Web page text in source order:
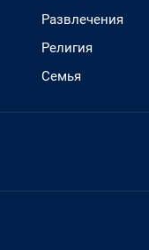
Развлечения
Религия
Семья